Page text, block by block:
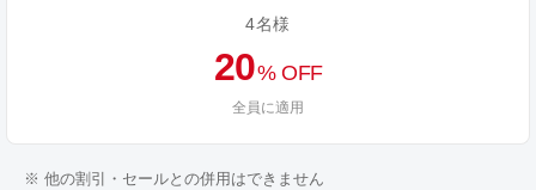
4名様
20% OFF
全員に適用
※ 他の割引・セールとの併用はできません